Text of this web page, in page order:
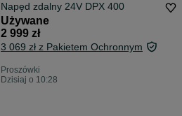
Napęd zdalny 24V DPX 400
Używane
2 999 zł
3 069 zł z Pakietem Ochronnym
Proszówki
Dzisiaj o 10:28